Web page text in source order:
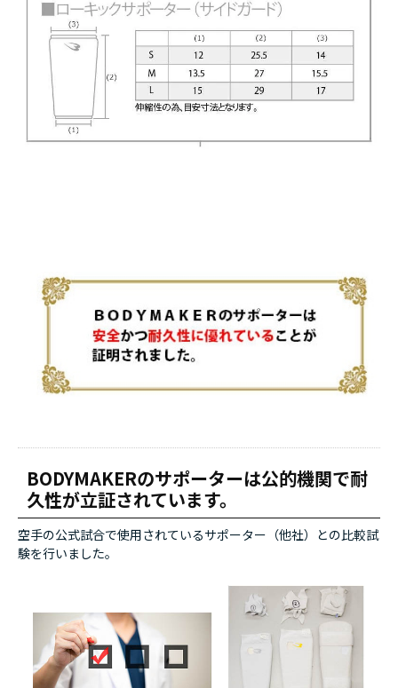
BODYMAKERのサポーターは公的機関で耐
久性が立証されています。
空手の公式試合で使用されているサポーター（他社）との比較試
験を行いました。